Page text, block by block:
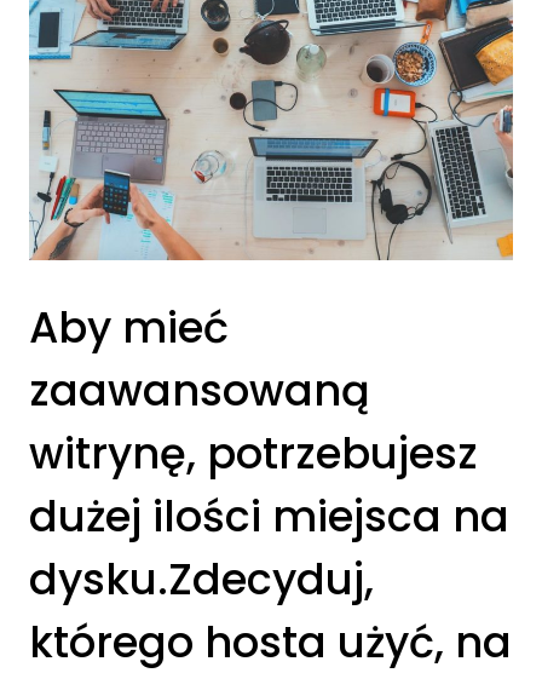
Aby mieć
zaawansowaną
witrynę, potrzebujesz
dużej ilości miejsca na
dysku.Zdecyduj,
którego hosta użyć, na